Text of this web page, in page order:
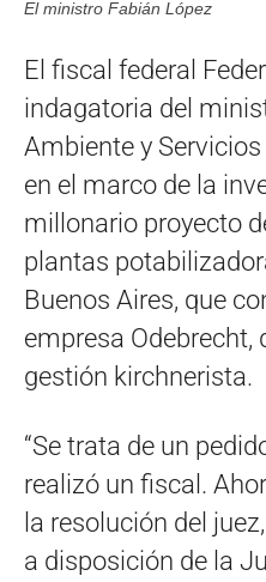
El ministro Fabián López
El fiscal federal
indagatoria del
Ambiente y
en el marco de la
millonario proyecto
plantas
Buenos Aires, que
empresa Odebrecht,
gestión kirchnerista.
“Se trata de un
realizó un fiscal.
la resolución del
a disposición de la